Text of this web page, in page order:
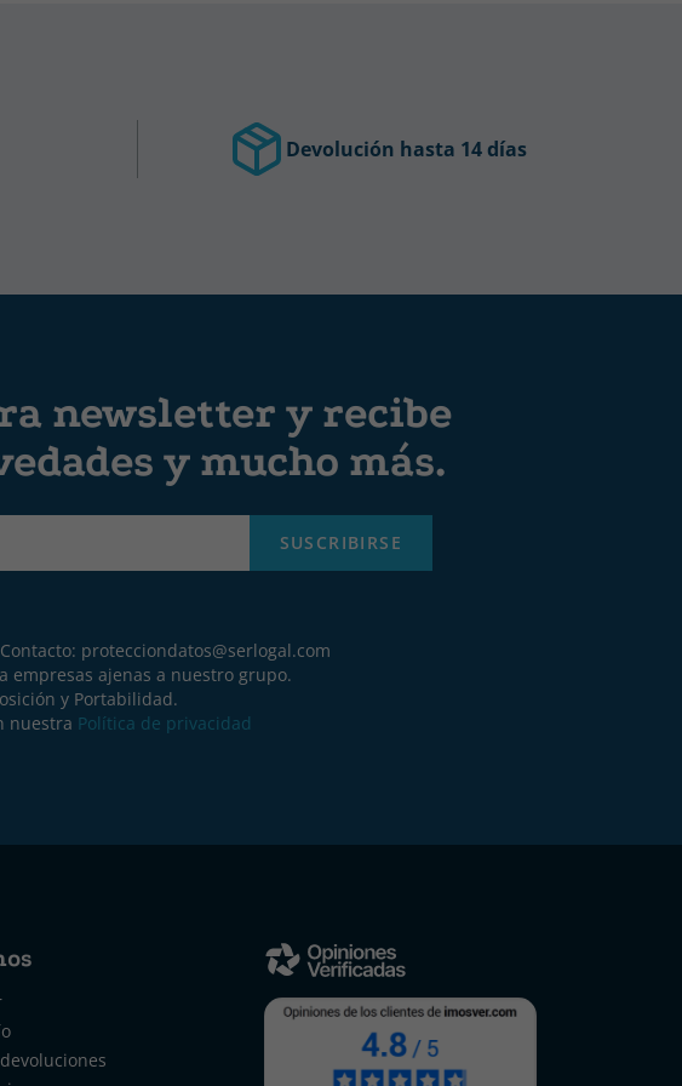
Devolución hasta 14 días
newsletter y recibe
y mucho más.
SUSCRIBIRSE
protecciondatos@serlogal.com
empresas ajenas a nuestro grupo.
y Portabilidad.
nuestra Política de privacidad